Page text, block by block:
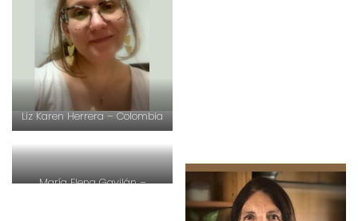
Liz Karen Herrera – Colombia
María Elena Gavilán –